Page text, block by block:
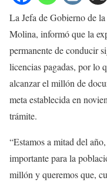
La Jefa de Gobierno de
Molina, informó que la
permanente de conducir
licencias pagadas, por lo
alcanzar el millón de
meta establecida en
trámite.
“Estamos a mitad del
importante para la
millón y queremos que,